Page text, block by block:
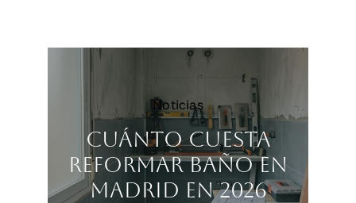
Noticias
Cuánto cuesta
reformar baño en
Madrid en 2026